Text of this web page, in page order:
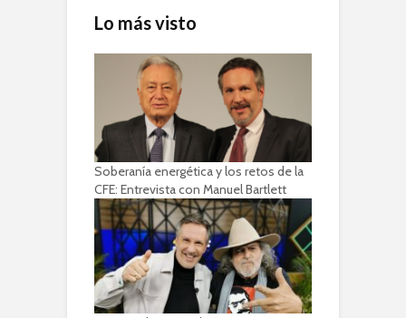
Lo más visto
Soberanía energética y los retos de la
CFE: Entrevista con Manuel Bartlett